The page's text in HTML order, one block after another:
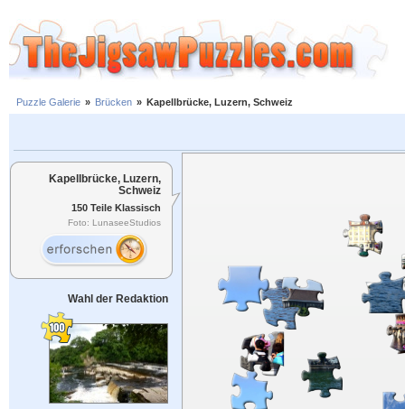
Puzzle Galerie » Brücken » Kapellbrücke, Luzern, Schweiz
Kapellbrücke, Luzern,
Schweiz
150 Teile Klassisch
Foto: LunaseeStudios
Wahl der Redaktion